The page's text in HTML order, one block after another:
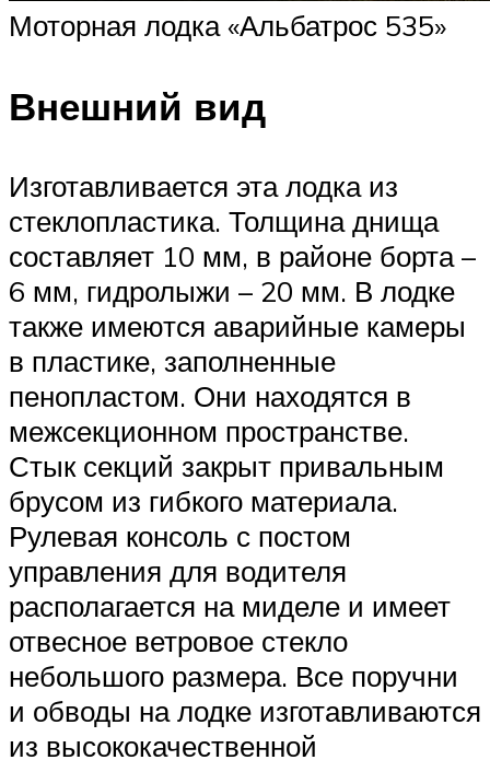
Моторная лодка «Альбатрос 535»
Внешний вид
Изготавливается эта лодка из
стеклопластика. Толщина днища
составляет 10 мм, в районе борта –
6 мм, гидролыжи – 20 мм. В лодке
также имеются аварийные камеры
в пластике, заполненные
пенопластом. Они находятся в
межсекционном пространстве.
Стык секций закрыт привальным
брусом из гибкого материала.
Рулевая консоль с постом
управления для водителя
располагается на миделе и имеет
отвесное ветровое стекло
небольшого размера. Все поручни
и обводы на лодке изготавливаются
из высококачественной